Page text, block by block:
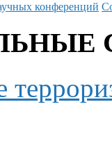
конференций